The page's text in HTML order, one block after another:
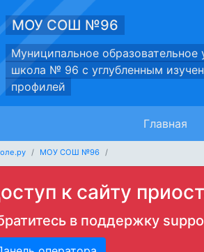
МОУ СОШ №96
Муниципальное
школа № 96 с углубленным
профилей
Главная
МОУ СОШ №96
к сайту
в поддержку